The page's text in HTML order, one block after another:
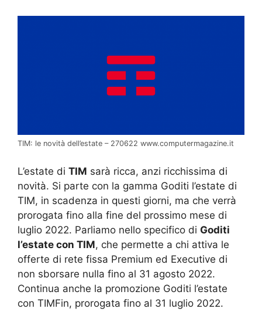
TIM: le novità dell’estate – 270622 www.computermagazine.it
L’estate di TIM sarà ricca, anzi ricchissima di
novità. Si parte con la gamma Goditi l’estate di
TIM, in scadenza in questi giorni, ma che verrà
prorogata fino alla fine del prossimo mese di
luglio 2022. Parliamo nello specifico di Goditi
l’estate con TIM, che permette a chi attiva le
offerte di rete fissa Premium ed Executive di
non sborsare nulla fino al 31 agosto 2022.
Continua anche la promozione Goditi l’estate
con TIMFin, prorogata fino al 31 luglio 2022.